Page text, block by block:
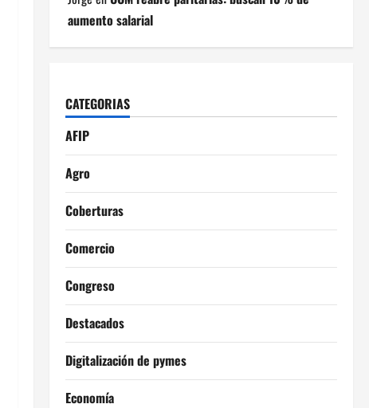
aumento salarial
CATEGORIAS
AFIP
Agro
Coberturas
Comercio
Congreso
Destacados
Digitalización de pymes
Economía